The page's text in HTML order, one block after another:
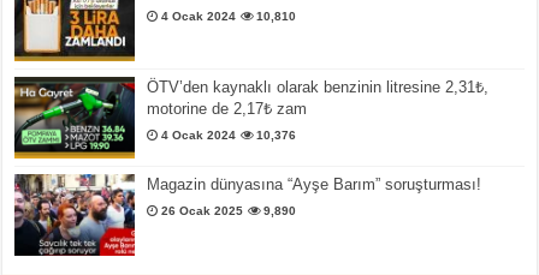
4 Ocak 2024 10,810
ÖTV’den kaynaklı olarak benzinin litresine 2,31₺,
motorine de 2,17₺ zam
4 Ocak 2024 10,376
Magazin dünyasına “Ayşe Barım” soruşturması!
26 Ocak 2025 9,890